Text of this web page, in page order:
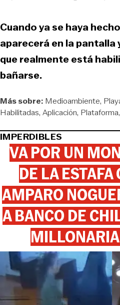
Cuando ya se haya
aparecerá en la pantalla
que realmente está
bañarse.
Más sobre: Medioambiente
Habilitadas Aplicación Plataforma
IMPERDIBLES
VA POR UN
DE LA
AMPARO
A BANCO DE